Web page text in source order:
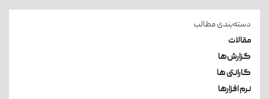
دسته‌بندی مطالب
مقالات
گزارش‌ها
گارانتی ها
نرم افزارها